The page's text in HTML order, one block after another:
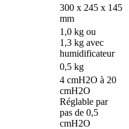
300 x 245 x 145
mm
1,0 kg ou
1,3 kg avec
humidificateur
0,5 kg
4 cmH2O à 20
cmH2O
Réglable par
pas de 0,5
cmH2O